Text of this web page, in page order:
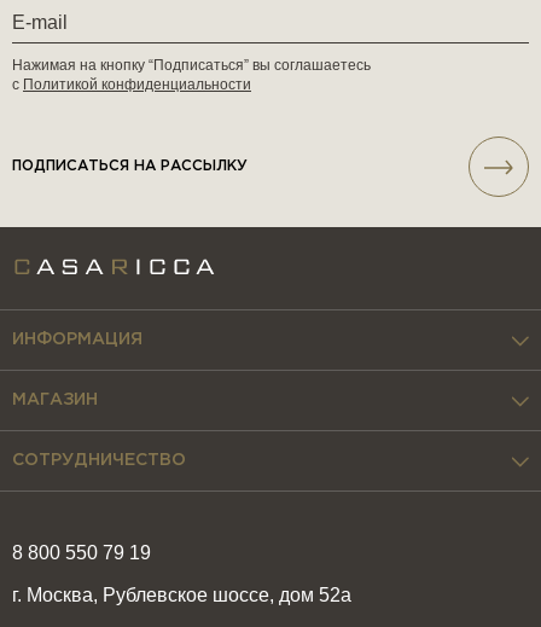
Нажимая на кнопку “Подписаться” вы соглашаетесь
с Политикой конфиденциальности
ПОДПИСАТЬСЯ НА РАССЫЛКУ
8 800 550 79 19
г. Москва, Рублевское шоссе, дом 52а
ИНФОРМАЦИЯ
МАГАЗИН
СОТРУДНИЧЕСТВО